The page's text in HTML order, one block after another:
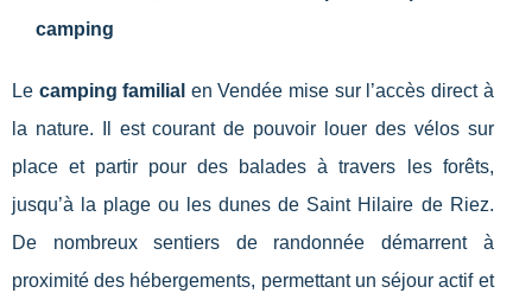
camping
Le camping familial en Vendée mise sur l’accès direct à
la nature. Il est courant de pouvoir louer des vélos sur
place et partir pour des balades à travers les forêts,
jusqu’à la plage ou les dunes de Saint Hilaire de Riez.
De nombreux sentiers de randonnée démarrent à
proximité des hébergements, permettant un séjour actif et